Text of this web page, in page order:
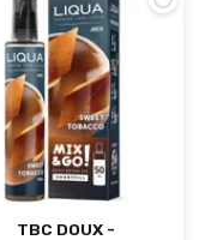
TBC DOUX -